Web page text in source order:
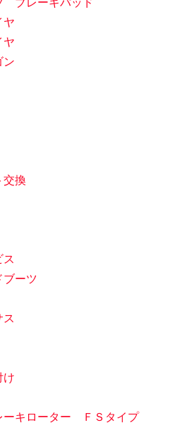
ヤ
ヤ
ン
交換
ス
ブーツ
け
キローター ＦＳタイプ